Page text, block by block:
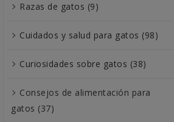
Razas de gatos (9)
Cuidados y salud para gatos (98)
Curiosidades sobre gatos (38)
Consejos de alimentación para
gatos (37)